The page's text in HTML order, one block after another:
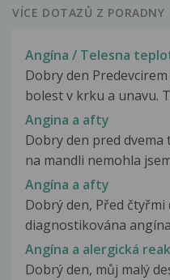
VÍCE DOTAZŮ Z PORADNY
Angína / Telesna
Dobry den
bolest v krku a unavu.
Angina a afty
Dobry den pred dvema
na mandli nemohla
Angína a afty
Dobrý den, Před čtyřmi
diagnostikována
Angína a alergická
Dobrý den, můj malý